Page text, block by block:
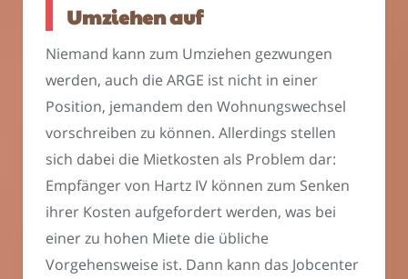
Umziehen auf
Niemand kann zum Umziehen gezwungen
werden, auch die ARGE ist nicht in einer
Position, jemandem den Wohnungswechsel
vorschreiben zu können. Allerdings stellen
sich dabei die Mietkosten als Problem dar:
Empfänger von Hartz IV können zum Senken
ihrer Kosten aufgefordert werden, was bei
einer zu hohen Miete die übliche
Vorgehensweise ist. Dann kann das Jobcenter